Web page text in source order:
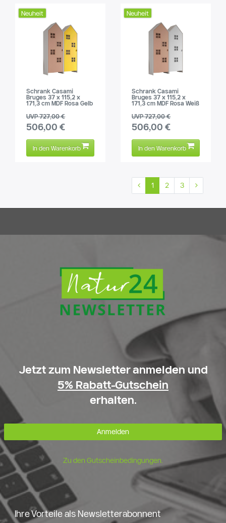
Neuheit
Schrank Casami
Bruges 37 x 115,2 x
171,3 cm MDF Rosa Gelb
UVP 727,00 €
506,00 €
In den Warenkorb
Neuheit
Schrank Casami
Bruges 37 x 115,2 x
171,3 cm MDF Rosa Weiß
UVP 727,00 €
506,00 €
In den Warenkorb
1 2 3
Jetzt zum Newsletter anmelden und
5% Rabatt-Gutschein
erhalten.
Anmelden
Zu den Gutscheinbedingungen.
Ihre Vorteile als Newsletterabonnent